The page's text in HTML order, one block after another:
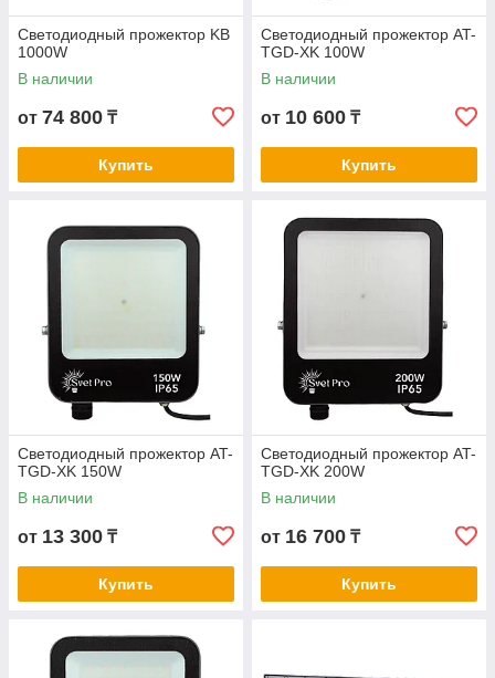
Светодиодный прожектор KB
1000W
В наличии
от 74 800 ₸
Купить
Светодиодный прожектор AT-
TGD-XK 100W
В наличии
от 10 600 ₸
Купить
Светодиодный прожектор AT-
TGD-XK 150W
В наличии
от 13 300 ₸
Купить
Светодиодный прожектор AT-
TGD-XK 200W
В наличии
от 16 700 ₸
Купить